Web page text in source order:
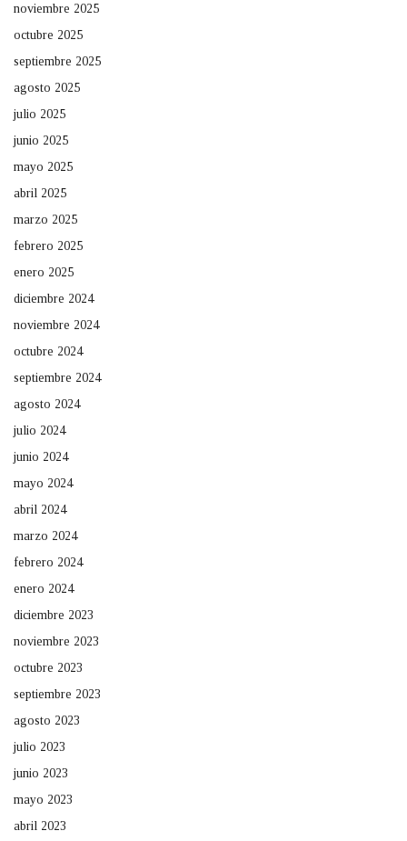
noviembre 2025
octubre 2025
septiembre 2025
agosto 2025
julio 2025
junio 2025
mayo 2025
abril 2025
marzo 2025
febrero 2025
enero 2025
diciembre 2024
noviembre 2024
octubre 2024
septiembre 2024
agosto 2024
julio 2024
junio 2024
mayo 2024
abril 2024
marzo 2024
febrero 2024
enero 2024
diciembre 2023
noviembre 2023
octubre 2023
septiembre 2023
agosto 2023
julio 2023
junio 2023
mayo 2023
abril 2023